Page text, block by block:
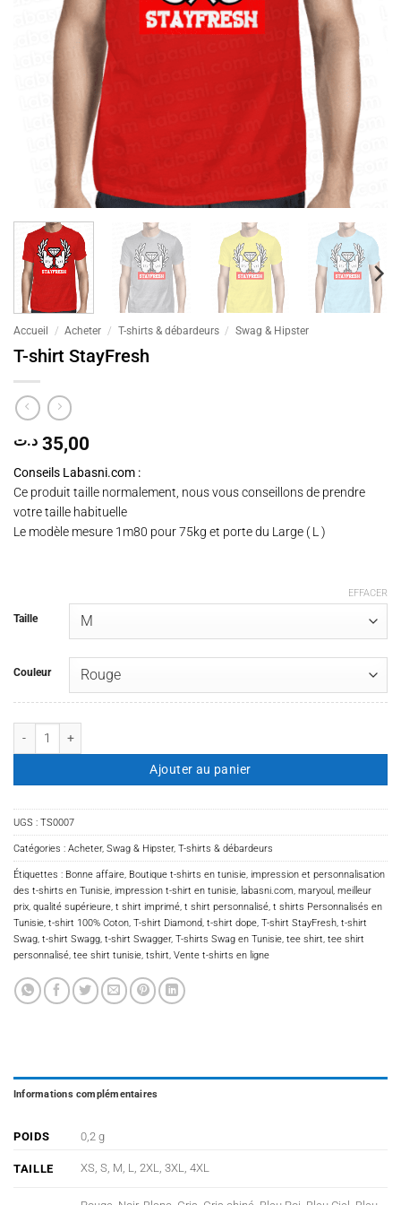
Accueil / Acheter / T-shirts & débardeurs / Swag & Hipster
T-shirt StayFresh
35,00 د.ت
Conseils Labasni.com :
Ce produit taille normalement, nous vous conseillons de prendre
votre taille habituelle
Le modèle mesure 1m80 pour 75kg et porte du Large ( L )
Taille
Couleur
EFFACER
Ajouter au panier
UGS : TS0007
Catégories : Acheter, Swag & Hipster, T-shirts & débardeurs
Étiquettes : Bonne affaire, Boutique t-shirts en tunisie, impression et personnalisation
des t-shirts en Tunisie, impression t-shirt en tunisie, labasni.com, maryoul, meilleur
prix, qualité supérieure, t shirt imprimé, t shirt personnalisé, t shirts Personnalisés en
Tunisie, t-shirt 100% Coton, T-shirt Diamond, t-shirt dope, T-shirt StayFresh, t-shirt
Swag, t-shirt Swagg, t-shirt Swagger, T-shirts Swag en Tunisie, tee shirt, tee shirt
personnalisé, tee shirt tunisie, tshirt, Vente t-shirts en ligne
Informations complémentaires
POIDS 0,2 g
TAILLE XS, S, M, L, 2XL, 3XL, 4XL